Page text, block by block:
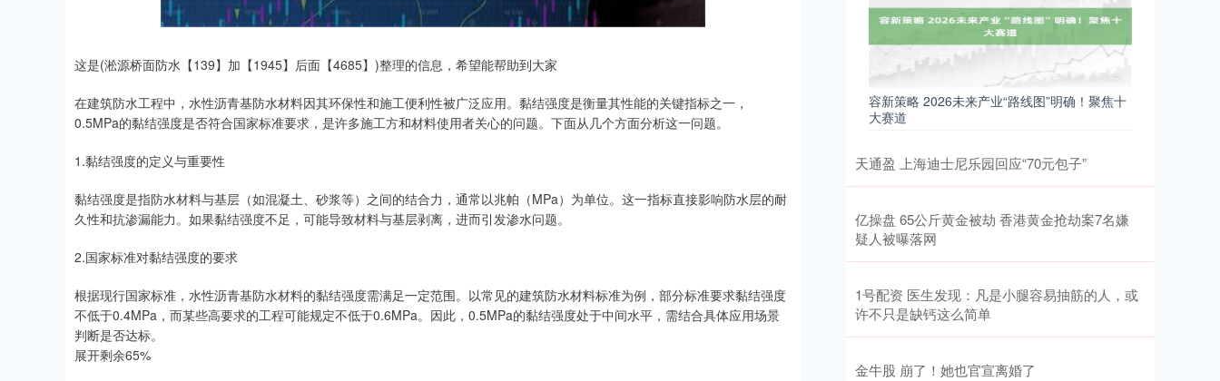
这是(淞源桥面防水【139】加【1945】后面【4685】)整理的信息，希望能帮助到大家
在建筑防水工程中，水性沥青基防水材料因其环保性和施工便利性被广泛应用。黏结强度是衡量其性能的关键指标之一，
0.5MPa的黏结强度是否符合国家标准要求，是许多施工方和材料使用者关心的问题。下面从几个方面分析这一问题。
1.黏结强度的定义与重要性
黏结强度是指防水材料与基层（如混凝土、砂浆等）之间的结合力，通常以兆帕（MPa）为单位。这一指标直接影响防水层的耐
久性和抗渗漏能力。如果黏结强度不足，可能导致材料与基层剥离，进而引发渗水问题。
2.国家标准对黏结强度的要求
根据现行国家标准，水性沥青基防水材料的黏结强度需满足一定范围。以常见的建筑防水材料标准为例，部分标准要求黏结强度
不低于0.4MPa，而某些高要求的工程可能规定不低于0.6MPa。因此，0.5MPa的黏结强度处于中间水平，需结合具体应用场景
判断是否达标。
展开剩余65%
容新策略 2026未来产业“路线图”明确！聚焦十
大赛道
天通盈 上海迪士尼乐园回应“70元包子”
亿操盘 65公斤黄金被劫 香港黄金抢劫案7名嫌
疑人被曝落网
1号配资 医生发现：凡是小腿容易抽筋的人，或
许不只是缺钙这么简单
金牛股 崩了！她也官宣离婚了